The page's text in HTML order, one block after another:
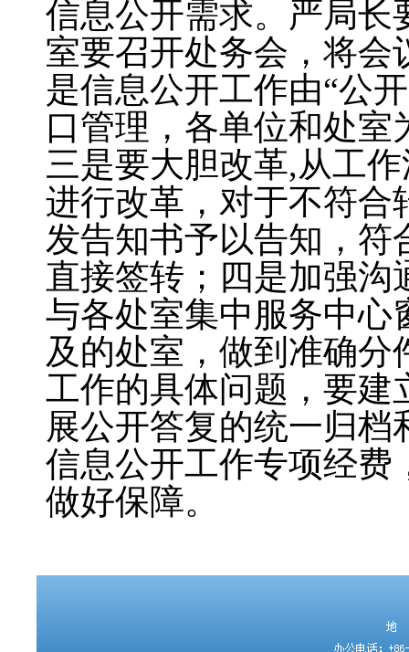
信息公开需求。严局长
室要召开处务会，将会
是信息公开工作由“公
口管理，各单位和处
三是要大胆改革,从工
进行改革，对于不符合
发告知书予以告知，符
直接签转；四是加强
与各处室集中服务中心
及的处室，做到准确
工作的具体问题，要建
展公开答复的统一归
信息公开工作专项经费
做好保障。